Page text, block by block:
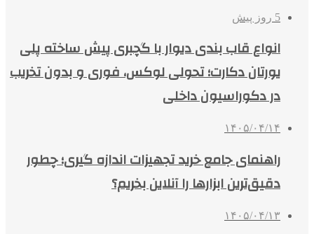
5 روز پیش
انواع قاب بندی دیوار با گچبری پیش ساخته پلی
یورتان دکارت؛ تحولی لوکس، فوری و بدون تخریب
در دکوراسیون داخلی
۱۴۰۵/۰۴/۱۴
راهنمای جامع خرید تجهیزات اندازه گیری؛ چطور
دقیق‌ترین ابزارها را آنلاین بخریم؟
۱۴۰۵/۰۴/۱۳